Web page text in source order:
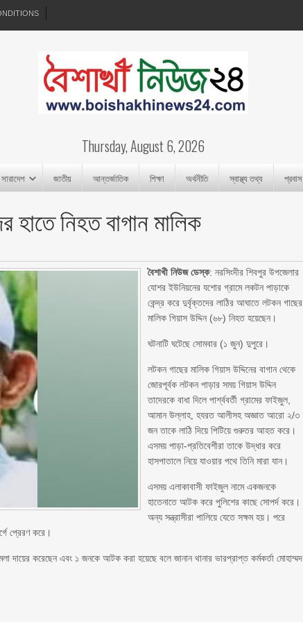
Thursday, August 6, 2026
সারাদেশ জাতীয় আন্তর্জাতিক শিক্ষা অর্থনীতি স্বাস্থ্য তথ্য প্রবাস
হাতে নিহত বাগান মালিক
বৈশাখী নিউজ ডেস্ক: নরসিংদীর শিবপুর উপজেলার
যোশর ইউনিয়নের যশোর গ্রামে লকটন পাড়াকে
কেন্দ্র করে দুর্বৃক্তদের লাঠির আঘাতে লটকন গাছের
মালিক গিয়াস উদ্দিন (৬৮) নিহত হয়েছেন।
ঘটনাটি ঘটেছে সোমবার (১ জুন) দুপুরে।
লটকন গাছের মালিক গিয়াস উদ্দিনের বাগান থেকে
জোরপূর্বক লটকন পাড়ার সময় গিয়াস উদ্দিন
তাদেরকে বাধা দিলে পার্শ্ববর্তী গ্রামের ফাইজুল,
আমান উল্লাহ, হযরত আলীসহ অজ্ঞাত আরো ২/৩
জন তাকে লাঠি দিয়ে পিটিয়ে গুরুতর আহত করে।
এসময় পাড়া-প্রতিবেশীরা তাকে উদ্ধার করে
হাসপাতালে নিয়ে যাওয়ার পথে তিনি মারা যান।
এসময় এলাকাবাসী ফাইজুল নামে একজনকে
হাতেনাতে আটক করে পুলিশের কাছে সোপর্দ করে।
অন্য সন্ত্রাসীরা পালিয়ে যেতে সক্ষম হয়। পরে
প্রেরণ করে।
দায়ের করেছেন এবং ১ জনকে আটক করা হয়েছে বলে জানান থানার ভারপ্রাপ্ত কর্মকর্তা মোহাম্মদ